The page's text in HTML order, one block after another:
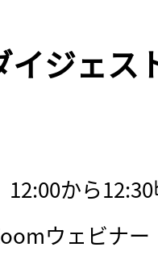
イジェス
12:00から
ウェビナー